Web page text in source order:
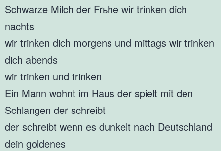
Schwarze Milch der Frьhe wir trinken dich
nachts
wir trinken dich morgens und mittags wir trinken
dich abends
wir trinken und trinken
Ein Mann wohnt im Haus der spielt mit den
Schlangen der schreibt
der schreibt wenn es dunkelt nach Deutschland
dein goldenes